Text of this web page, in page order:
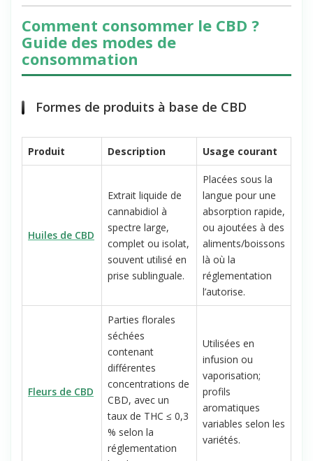
Comment consommer le CBD ?
Guide des modes de
consommation
Produit Description Usage courant
Extrait liquide de
cannabidiol à
spectre large,
complet ou isolat,
souvent utilisé en
Placées sous la
langue pour une
absorption rapide,
ou ajoutées à des
aliments/boissons
là où la
réglementation
l’autorise.
Parties florales
séchées
contenant
différentes
concentrations de
CBD, avec un
taux de THC ≤ 0,3
% selon la
Utilisées en
infusion ou
vaporisation;
profils
aromatiques
variables selon les